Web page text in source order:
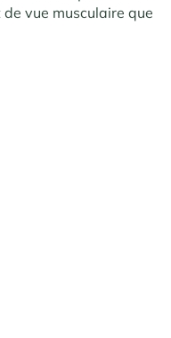
vue musculaire que